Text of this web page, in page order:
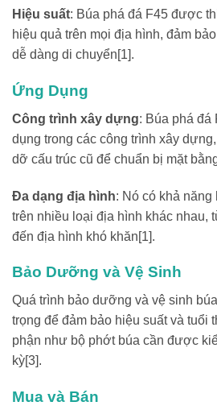
Hiệu suất: Búa phá đá F45 được
hiệu quả trên mọi địa hình, đảm
dễ dàng di chuyển[1].
Ứng Dụng
Công trình xây dựng: Búa phá
dụng trong các công trình xây
dỡ cấu trúc cũ để chuẩn bị mặt
Đa dạng địa hình: Nó có khả năng
trên nhiều loại địa hình khác nhau,
đến địa hình khó khăn[1].
Bảo Dưỡng và Vệ Sinh
Quá trình bảo dưỡng và vệ sinh
trọng để đảm bảo hiệu suất và tuổi
phận như bộ phớt búa cần được
kỳ[3].
Mua và Bán